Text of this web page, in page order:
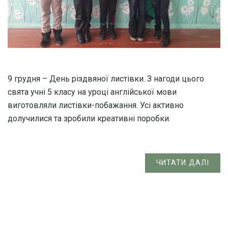
9 грудня – День різдвяної листівки. З нагоди цього
свята учні 5 класу на уроці англійської мови
виготовляли листівки-побажання. Усі активно
долучилися та зробили креативні поробки.
ЧИТАТИ ДАЛІ